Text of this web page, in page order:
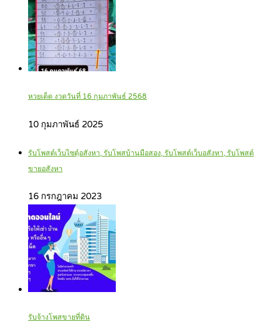
หวยเด็ด งวดวันที่ 16 กุมภาพันธ์ 2568
10 กุมภาพันธ์ 2025
รับโพสต์เว็บไซตฺ์อสังหา, รับโพสบ้านมือสอง, รับโพสต์เว็บอสังหา, รับโพสต์
ขายอสังหา
16 กรกฎาคม 2023
รับจ้างโพสขายที่ดิน